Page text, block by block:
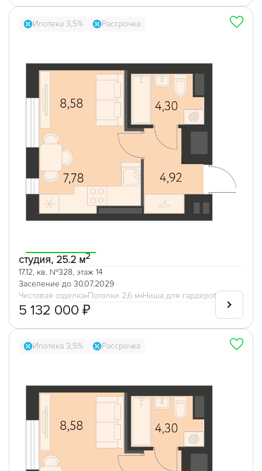
Ипотека 3,5% Рассрочка
студия, 25.2 м2
17.12, кв. №328, этаж 14
Заселение до 30.07.2029
Чистовая отделка Потолки 2,6 м Ниша для гардеробной
5 132 000 ₽
Ипотека 3,5% Рассрочка